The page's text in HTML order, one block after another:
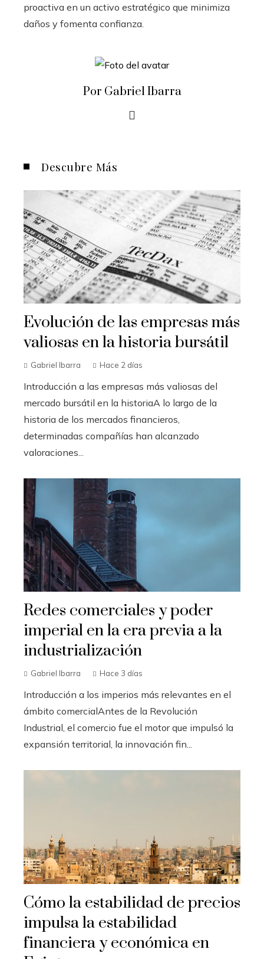
proactiva en un activo estratégico que minimiza
daños y fomenta confianza.
Por Gabriel Ibarra
Descubre Más
Evolución de las empresas más
valiosas en la historia bursátil
Gabriel Ibarra Hace 2 días
Introducción a las empresas más valiosas del
mercado bursátil en la historiaA lo largo de la
historia de los mercados financieros,
determinadas compañías han alcanzado
valoraciones...
Redes comerciales y poder
imperial en la era previa a la
industrialización
Gabriel Ibarra Hace 3 días
Introducción a los imperios más relevantes en el
ámbito comercialAntes de la Revolución
Industrial, el comercio fue el motor que impulsó la
expansión territorial, la innovación fin...
Cómo la estabilidad de precios
impulsa la estabilidad
financiera y económica en